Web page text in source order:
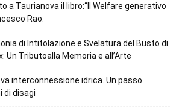
a Taurianova il libro:“Il Welfare generativo
Rao.
di Intitolazione e Svelatura del Busto di
Un Tributoalla Memoria e all’Arte
interconnessione idrica. Un passo
di disagi